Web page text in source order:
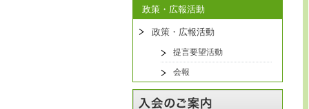
政策・広報活動
政策・広報活動
提言要望活動
会報